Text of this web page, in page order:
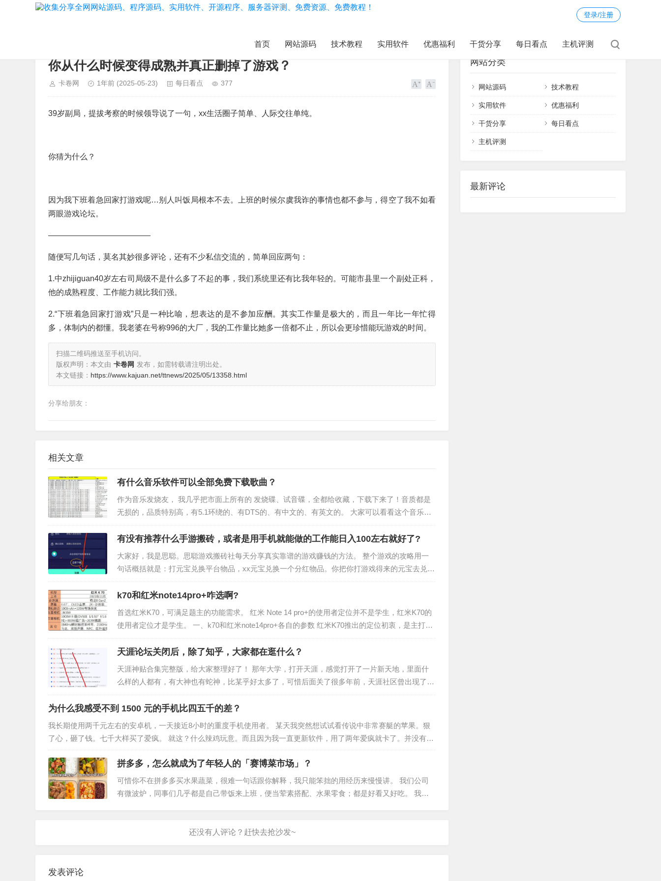
登录/注册
首页 网站源码 技术教程 实用软件 优惠福利 干货分享 每日看点 主机评测
你从什么时候变得成熟并真正删掉了游戏？
卡卷网 1年前 (2025-05-23) 每日看点 377
39岁副局，提拔考察的时候领导说了一句，xx生活圈子简单、人际交往单纯。
你猜为什么？
因为我下班着急回家打游戏呢…别人叫饭局根本不去。上班的时候尔虞我诈的事情也都不参与，得空了我不如看
两眼游戏论坛。
—————————————
随便写几句话，莫名其妙很多评论，还有不少私信交流的，简单回应两句：
1.中zhijiguan40岁左右司局级不是什么多了不起的事，我们系统里还有比我年轻的。可能市县里一个副处正科，
他的成熟程度、工作能力就比我们强。
2.“下班着急回家打游戏”只是一种比喻，想表达的是不参加应酬。其实工作量是极大的，而且一年比一年忙得
多，体制内的都懂。我老婆在号称996的大厂，我的工作量比她多一倍都不止，所以会更珍惜能玩游戏的时间。
扫描二维码推送至手机访问。
版权声明：本文由 卡卷网 发布，如需转载请注明出处。
本文链接： https://www.kajuan.net/ttnews/2025/05/13358.html
分享给朋友：
相关文章
有什么音乐软件可以全部免费下载歌曲？
作为音乐发烧友， 我几乎把市面上所有的 发烧碟、试音碟，全都给收藏，下载下来了！音质都是
无损的，品质特别高，有5.1环绕的、有DTS的、有中文的、有英文的。 大家可以看看这个音乐目
录，大概有30万张专辑。 有需要下载软件的朋友，可以双击…
有没有推荐什么手游搬砖，或者是用手机就能做的工作能日入100左右就好了?
大家好，我是思聪。思聪游戏搬砖社每天分享真实靠谱的游戏赚钱的方法。 整个游戏的攻略用一
句话概括就是：打元宝兑换平台物品，xx元宝兑换一个分红物品。你把你打游戏得来的元宝去兑换
平台的分红物品，就能每天领取xx元的分红。（具体看是哪个分红物品，…
k70和红米note14pro+咋选啊?
首选红米K70，可满足题主的功能需求。 红米 Note 14 pro+的使用者定位并不是学生，红米K70的
使用者定位才是学生。 一、k70和红米note14pro+各自的参数 红米K70推出的定位初衷，是主打性
能为主。最佳使用对象是喜欢…
天涯论坛关闭后，除了知乎，大家都在逛什么？
天涯神贴合集完整版，给大家整理好了！ 那年大学，打开天涯，感觉打开了一片新天地，里面什
么样的人都有，有大神也有蛇神，比某乎好太多了，可惜后面关了很多年前，天涯社区曾出现了不
少深受欢迎的帖子，成功地预言了许多形势和事件。这些帖子因此被冠以“天…
为什么我感受不到 1500 元的手机比四五千的差？
我长期使用两千元左右的安卓机，一天接近8小时的重度手机使用者。 某天我突然想试试看传说中非常赛艇的苹果。狠
了心，砸了钱。七千大样买了爱疯。 就这？什么辣鸡玩意。而且因为我一直更新软件，用了两年爱疯就卡了。并没有传
说中的用四五年不卡。 用了这…
拼多多，怎么就成为了年轻人的「赛博菜市场」？
可惜你不在拼多多买水果蔬菜，很难一句话跟你解释，我只能笨拙的用经历来慢慢讲。 我们公司
有微波炉，同事们几乎都是自己带饭来上班，便当荤素搭配、水果零食；都是好看又好吃。 我自
发表评论
网站分类
网站源码 技术教程
实用软件 优惠福利
干货分享 每日看点
主机评测
最新评论